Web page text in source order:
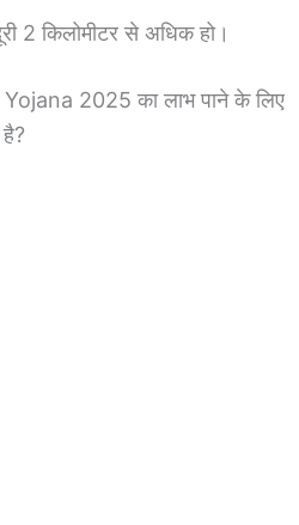
2 किलोमीटर से अधिक हो।
2025 का लाभ पाने के लिए